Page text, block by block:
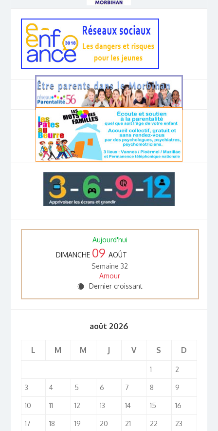
Aujourd'hui
DIMANCHE 09 AOÛT
Semaine 32
Amour
X Dernier croissant
août 2026
L M M J V S D
1 2
3 4 5 6 7 8 9
10 11 12 13 14 15 16
17 18 19 20 21 22 23